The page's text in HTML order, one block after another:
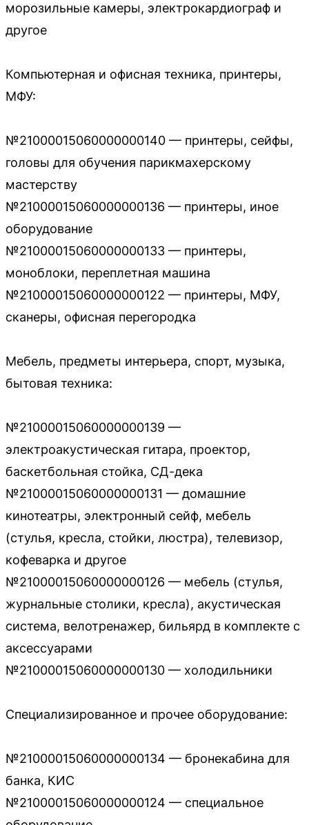
морозильные камеры, электрокардиограф и
другое
Компьютерная и офисная техника, принтеры,
МФУ:
№21000015060000000140 — принтеры, сейфы,
головы для обучения парикмахерскому
мастерству
№21000015060000000136 — принтеры, иное
оборудование
№21000015060000000133 — принтеры,
моноблоки, переплетная машина
№21000015060000000122 — принтеры, МФУ,
сканеры, офисная перегородка
Мебель, предметы интерьера, спорт, музыка,
бытовая техника:
№21000015060000000139 —
электроакустическая гитара, проектор,
баскетбольная стойка, СД-дека
№21000015060000000131 — домашние
кинотеатры, электронный сейф, мебель
(стулья, кресла, стойки, люстра), телевизор,
кофеварка и другое
№21000015060000000126 — мебель (стулья,
журнальные столики, кресла), акустическая
система, велотренажер, бильярд в комплекте с
аксессуарами
№21000015060000000130 — холодильники
Специализированное и прочее оборудование:
№21000015060000000134 — бронекабина для
банка, КИС
№21000015060000000124 — специальное